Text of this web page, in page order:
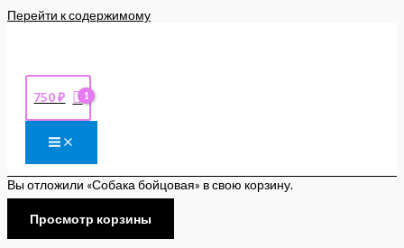
Перейти к содержимому
750₽
Вы отложили «Собака бойцовая» в свою корзину.
Просмотр корзины